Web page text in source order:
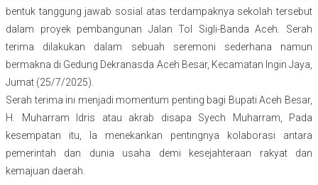
bentuk tanggung jawab sosial atas terdampaknya sekolah tersebut
dalam proyek pembangunan Jalan Tol Sigli-Banda Aceh. Serah
terima dilakukan dalam sebuah seremoni sederhana namun
bermakna di Gedung Dekranasda Aceh Besar, Kecamatan Ingin Jaya,
Jumat (25/7/2025).
Serah terima ini menjadi momentum penting bagi Bupati Aceh Besar,
H. Muharram Idris atau akrab disapa Syech Muharram, Pada
kesempatan itu, Ia menekankan pentingnya kolaborasi antara
pemerintah dan dunia usaha demi kesejahteraan rakyat dan
kemajuan daerah.